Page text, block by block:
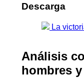
Descarga
La
Análisis
hombres